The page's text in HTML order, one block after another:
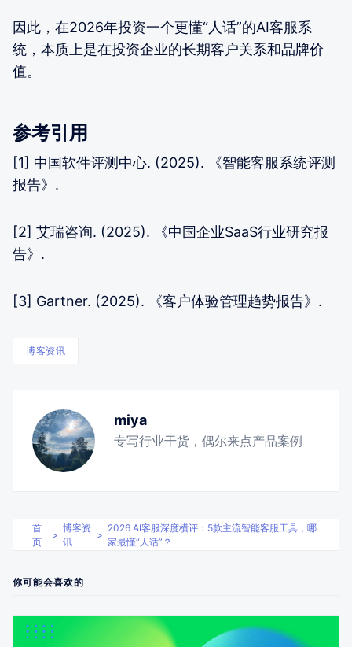
因此，在2026年投资一个更懂“人话”的AI客服系
统，本质上是在投资企业的长期客户关系和品牌价
值。
参考引用
[1] 中国软件评测中心. (2025). 《智能客服系统评测
报告》.
[2] 艾瑞咨询. (2025). 《中国企业SaaS行业研究报
告》.
[3] Gartner. (2025). 《客户体验管理趋势报告》.
博客资讯
miya
专写行业干货，偶尔来点产品案例
首
页
>
博客资
讯
>
2026 AI客服深度横评：5款主流智能客服工具，哪
家最懂“人话”？
你可能会喜欢的